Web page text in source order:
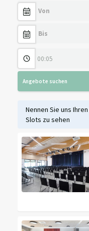
Angebote suchen
Nennen Sie uns Ihren
Slots zu sehen